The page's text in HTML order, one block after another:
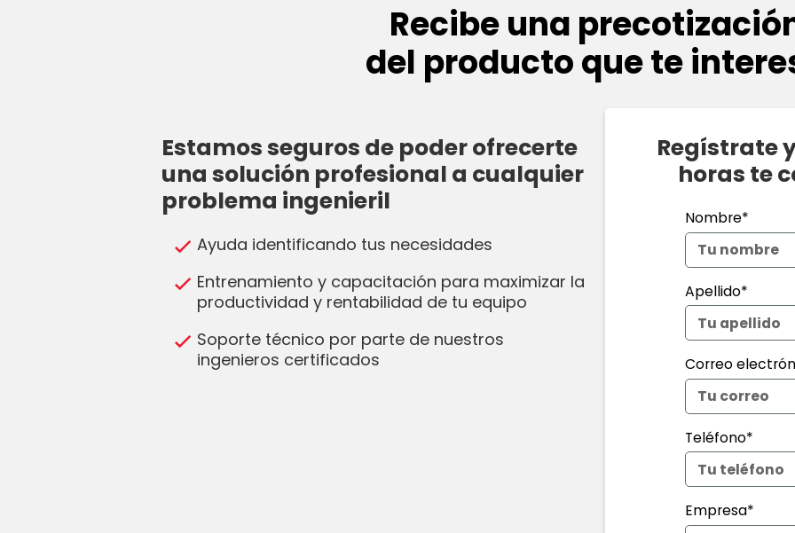
Recibe una
del producto que te
Estamos seguros de poder ofrecerte
una solución profesional a cualquier
problema ingenieril
Ayuda identificando tus necesidades
Entrenamiento y capacitación para maximizar la
productividad y rentabilidad de tu equipo
Soporte técnico por parte de nuestros
ingenieros certificados
Regístrate
horas te
Nombre*
Apellido*
Correo
Teléfono*
Empresa*